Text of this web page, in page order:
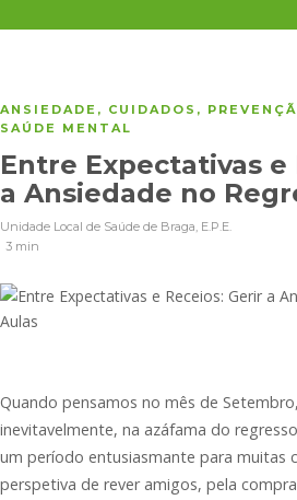
ANSIEDADE , CUIDADOS ,
SAÚDE MENTAL
Entre Expectativas e
a Ansiedade no
Unidade Local de Saúde de Braga, E.P.E.
3 min
Quando pensamos no mês de
inevitavelmente, na azáfama do
um período entusiasmante para muitas
perspetiva de rever amigos, pela